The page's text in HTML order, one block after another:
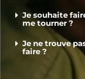
Je souhaite
me tourner ?
Je ne trouve
faire ?